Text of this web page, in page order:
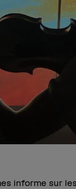
informe sur